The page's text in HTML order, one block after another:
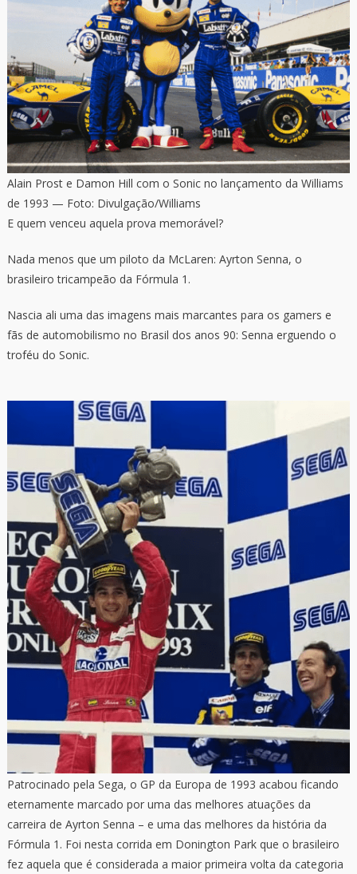
Alain Prost e Damon Hill com o Sonic no lançamento da Williams
de 1993 — Foto: Divulgação/Williams
E quem venceu aquela prova memorável?
Nada menos que um piloto da McLaren: Ayrton Senna, o
brasileiro tricampeão da Fórmula 1.
Nascia ali uma das imagens mais marcantes para os gamers e
fãs de automobilismo no Brasil dos anos 90: Senna erguendo o
troféu do Sonic.
Patrocinado pela Sega, o GP da Europa de 1993 acabou ficando
eternamente marcado por uma das melhores atuações da
carreira de Ayrton Senna – e uma das melhores da história da
Fórmula 1. Foi nesta corrida em Donington Park que o brasileiro
fez aquela que é considerada a maior primeira volta da categoria